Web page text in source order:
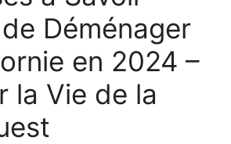
Déménager
en 2024 –
la Vie de la